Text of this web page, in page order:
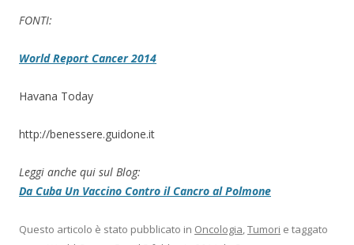
FONTI:
World Report Cancer 2014
Havana Today
http://benessere.guidone.it
Leggi anche qui sul Blog:
Da Cuba Un Vaccino Contro il Cancro al Polmone
Questo articolo è stato pubblicato in Oncologia Tumori e taggato